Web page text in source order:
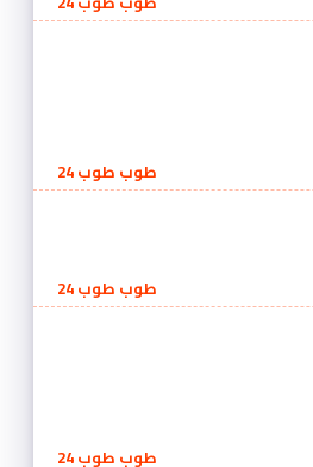
طوب طوب 24
طوب طوب 24
طوب طوب 24